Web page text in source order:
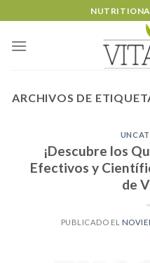
to
content
ARCHIVOS DE
¡Descubre los
Efectivos y
de
PUBLICADO EL